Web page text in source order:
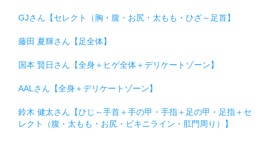
GJさん【セレクト（胸・腹・お尻・太もも・ひざ～足首】
藤田 夏輝さん【足全体】
国本 賢日さん【全身＋ヒゲ全体＋デリケートゾーン】
AALさん【全身＋デリケートゾーン】
鈴木 健太さん【ひじ～手首＋手の甲・手指＋足の甲・足指＋セ
レクト（腹・太もも・お尻・ビキニライン・肛門周り）】